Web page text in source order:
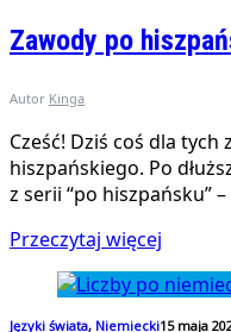
Zawody po
Autor Kinga
Cześć! Dziś coś dla tych
hiszpańskiego. Po
z serii “po hiszpańsku”
Przeczytaj więcej
Języki świata, Niemiecki15 maja